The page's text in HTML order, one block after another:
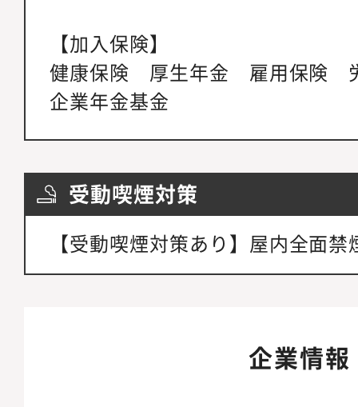
【加入保険】
健康保険 厚生年金 雇用保険
企業年金基金
受動喫煙対策
【受動喫煙対策あり】屋内全面禁
企業情報